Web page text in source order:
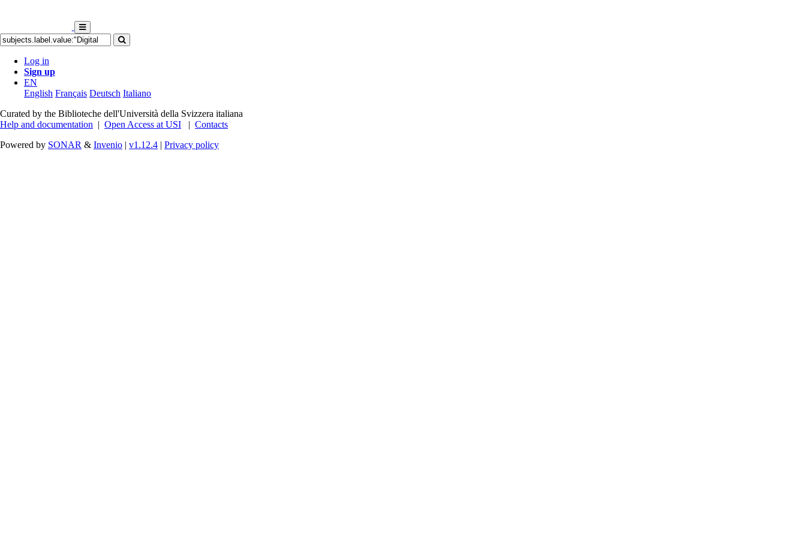
Log in
Sign up
EN
English Français Deutsch Italiano
Curated by the Biblioteche dell'Università della Svizzera italiana
Help and documentation | Open Access at USI | Contacts
Powered by SONAR & Invenio | v1.12.4 | Privacy policy